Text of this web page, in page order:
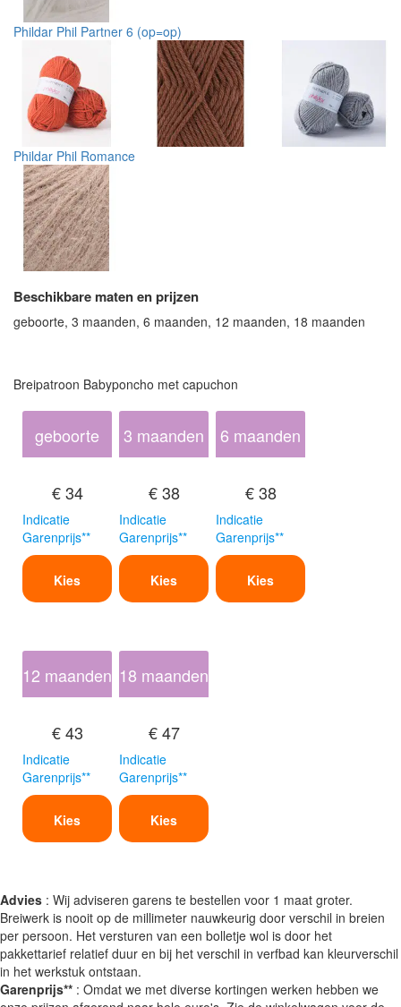
Phildar Phil Partner 6 (op=op)
Phildar Phil Romance
Beschikbare maten en prijzen
geboorte, 3 maanden, 6 maanden, 12 maanden, 18 maanden
Breipatroon Babyponcho met capuchon
geboorte
€ 34
Indicatie
Garenprijs**
Kies
3 maanden
€ 38
Indicatie
Garenprijs**
Kies
6 maanden
€ 38
Indicatie
Garenprijs**
Kies
12 maanden
€ 43
Indicatie
Garenprijs**
Kies
18 maanden
€ 47
Indicatie
Garenprijs**
Kies
Advies : Wij adviseren garens te bestellen voor 1 maat groter.
Breiwerk is nooit op de millimeter nauwkeurig door verschil in breien
per persoon. Het versturen van een bolletje wol is door het
pakkettarief relatief duur en bij het verschil in verfbad kan kleurverschil
in het werkstuk ontstaan.
Garenprijs** : Omdat we met diverse kortingen werken hebben we